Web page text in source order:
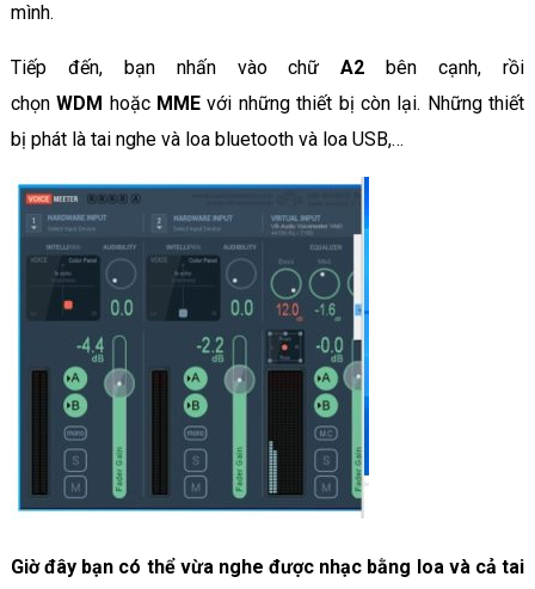
mình.
Tiếp đến, bạn nhấn vào chữA2 bên cạnh, rồi
chọnWDM hoặc MME với những thiết bị còn lại. Những thiết
bị phát là tai nghe và loa bluetooth và loa USB,…
Giờ đây bạn có thể vừa nghe được nhạc bằng loa và cả tai